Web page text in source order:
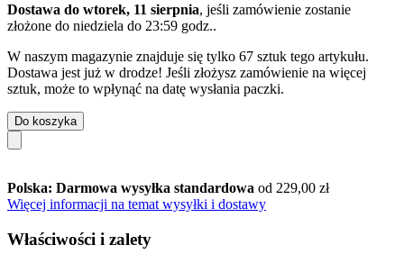
Dostawa do wtorek, 11 sierpnia, jeśli zamówienie zostanie
złożone do niedziela do 23:59 godz..
W naszym magazynie znajduje się tylko 67 sztuk tego artykułu.
Dostawa jest już w drodze! Jeśli złożysz zamówienie na więcej
sztuk, może to wpłynąć na datę wysłania paczki.
Do koszyka
Polska: Darmowa wysyłka standardowa od 229,00 zł
Więcej informacji na temat wysyłki i dostawy
Właściwości i zalety